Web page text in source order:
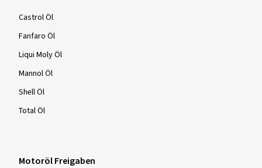
Castrol Öl
Fanfaro Öl
Liqui Moly Öl
Mannol Öl
Shell Öl
Total Öl
Motoröl Freigaben